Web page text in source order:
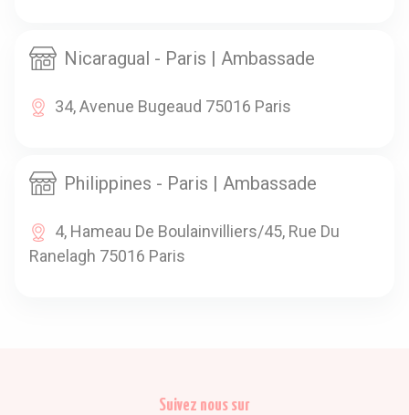
Nicaragual - Paris | Ambassade
34, Avenue Bugeaud 75016 Paris
Philippines - Paris | Ambassade
4, Hameau De Boulainvilliers/45, Rue Du
Ranelagh 75016 Paris
Suivez nous sur